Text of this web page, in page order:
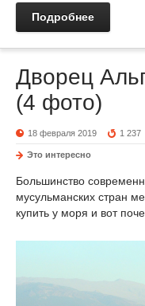
Подробнее
Дворец
(4 фото)
18 февраля 2019 1 237
Это интересно
Большинство
мусульманских стран
купить у моря и вот